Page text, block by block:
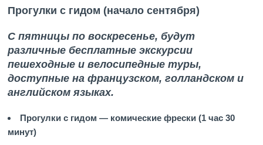
Прогулки с гидом (начало сентября)
С пятницы по воскресенье, будут
различные бесплатные экскурсии
пешеходные и велосипедные туры,
доступные на французском, голландском и
английском языках.
Прогулки с гидом — комические фрески (1 час 30
минут)